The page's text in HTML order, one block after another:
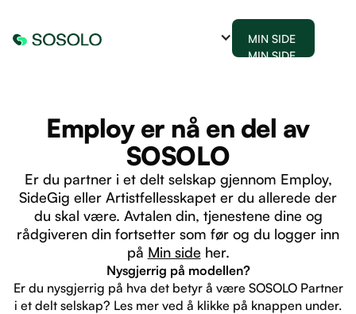
MIN SIDE
MIN SIDE
Employ er nå en del av
SOSOLO
Er du partner i et delt selskap gjennom Employ,
SideGig eller Artistfellesskapet er du allerede der
du skal være. Avtalen din, tjenestene dine og
rådgiveren din fortsetter som før og du logger inn
på Min side her.
Nysgjerrig på modellen?
Er du nysgjerrig på hva det betyr å være SOSOLO Partner
i et delt selskap? Les mer ved å klikke på knappen under.